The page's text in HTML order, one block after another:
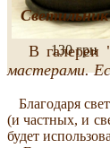
130 грн
В галереи
мастерами.
Благодаря
(и частных, и
будет